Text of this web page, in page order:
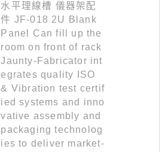
水平理線槽 儀器架配
件 JF-018 2U Blank
Panel Can fill up the
room on front of rack
Jaunty-Fabricator int
egrates quality ISO
& Vibration test certif
ied systems and inno
vative assembly and
packaging technolog
ies to deliver market-